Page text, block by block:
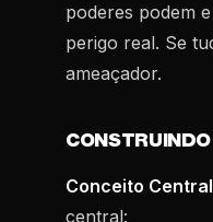
poderes podem
perigo real. Se
ameaçador.
Conceito
central: